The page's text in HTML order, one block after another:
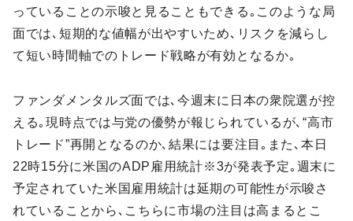
っていることの示唆と見ることもできる｡このような局
面では､短期的な値幅が出やすいため､リスクを減らし
て短い時間軸でのトレード戦略が有効となるか｡
ファンダメンタルズ面では､今週末に日本の衆院選が控
える｡現時点では与党の優勢が報じられているが､“高市
トレード”再開となるのか､結果には要注目｡また､本日
22時15分に米国のADP雇用統計※3が発表予定｡週末に
予定されていた米国雇用統計は延期の可能性が示唆さ
れていることから､こちらに市場の注目は高まるとこ